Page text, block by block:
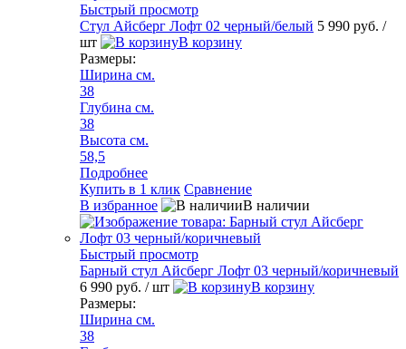
Быстрый просмотр
Стул Айсберг Лофт 02 черный/белый 5 990 руб. /
шт
В корзину
Размеры:
Ширина см.
38
Глубина см.
38
Высота см.
58,5
Подробнее
Купить в 1 клик Сравнение
В избранное
В наличии
Быстрый просмотр
Барный стул Айсберг Лофт 03 черный/коричневый
6 990 руб. / шт
В корзину
Размеры:
Ширина см.
38